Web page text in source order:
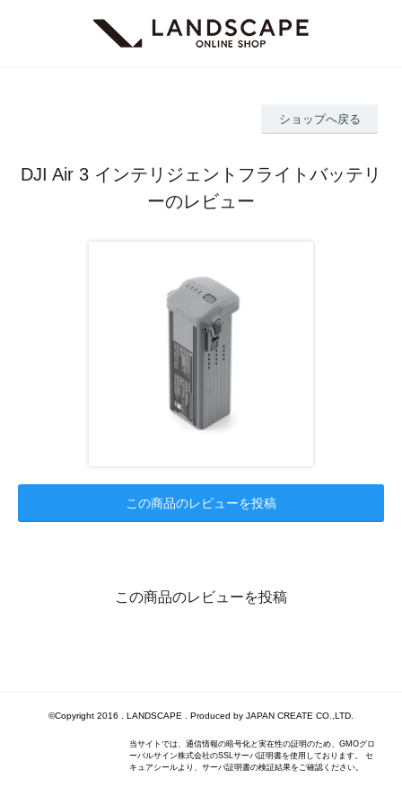
ショップへ戻る
DJI Air 3 インテリジェントフライトバッテリ
ーのレビュー
この商品のレビューを投稿
この商品のレビューを投稿
©Copyright 2016 . LANDSCAPE . Produced by JAPAN CREATE CO.,LTD.
当サイトでは、通信情報の暗号化と実在性の証明のため、GMOグロ
ーバルサイン株式会社のSSLサーバ証明書を使用しております。 セ
キュアシールより、サーバ証明書の検証結果をご確認ください。